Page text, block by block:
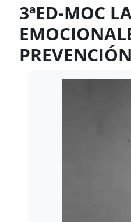
3ªED-MOC